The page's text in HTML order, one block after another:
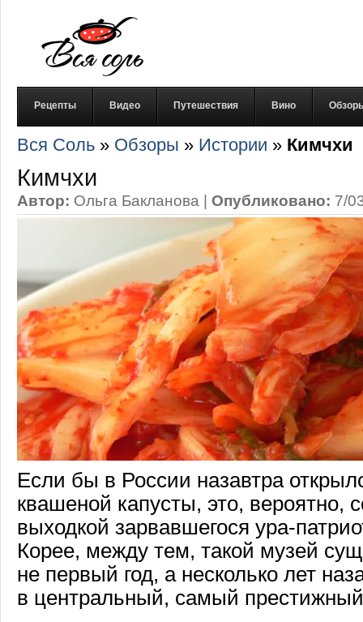
Рецепты Видео Путешествия Вино
Вся Соль » Обзоры » Истории » Кимчхи
Кимчхи
Автор: Ольга Бакланова | Опубликовано: 7/
Если бы в России назавтра
квашеной капусты, это, вероятно,
выходкой зарвавшегося ура-
Корее, между тем, такой музей
не первый год, а несколько лет
в центральный, самый